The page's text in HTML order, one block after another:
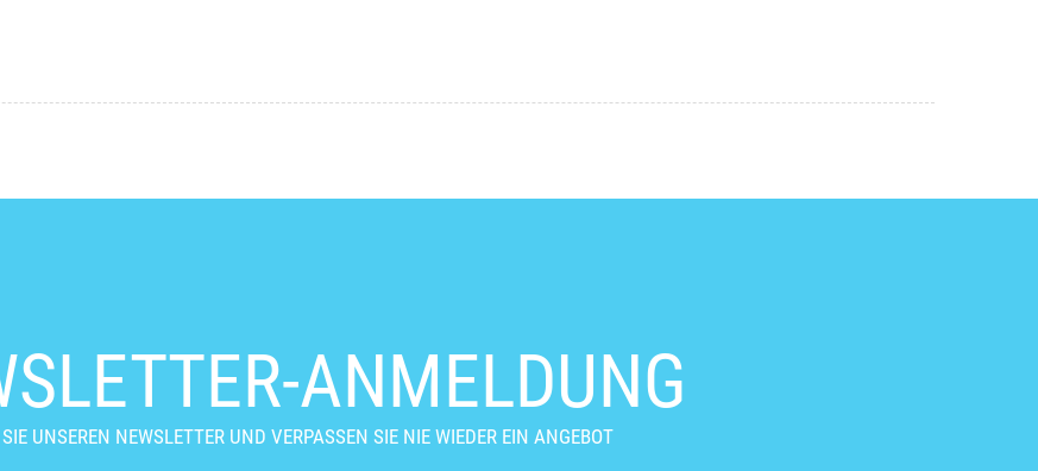
ANMELDUNG
UNSEREN NEWSLETTER UND VERPASSEN SIE NIE WIEDER EIN ANGEBOT